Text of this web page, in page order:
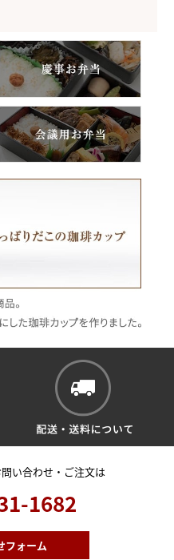
い合わせ・ご注文は
1682
フォーム